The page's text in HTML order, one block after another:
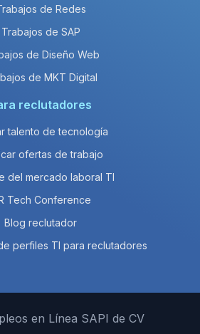
de Redes
Trabajos de SAP
de Diseño Web
de MKT Digital
reclutadores
talento de tecnología
ofertas de trabajo
del mercado laboral TI
Tech Conference
Blog reclutador
perfiles TI para reclutadores
en Línea SAPI de CV